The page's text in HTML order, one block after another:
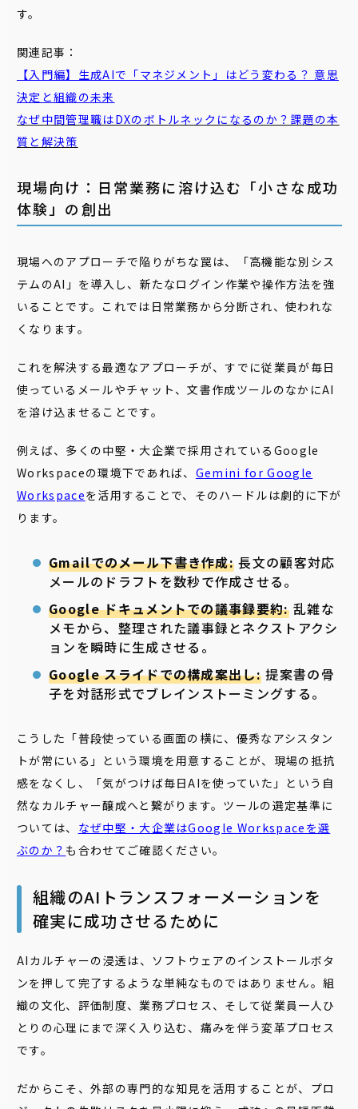
す。
関連記事：
【入門編】生成AIで「マネジメント」はどう変わる？ 意思
決定と組織の未来
なぜ中間管理職はDXのボトルネックになるのか？課題の本
質と解決策
現場向け：日常業務に溶け込む「小さな成功
体験」の創出
現場へのアプローチで陥りがちな罠は、「高機能な別シス
テムのAI」を導入し、新たなログイン作業や操作方法を強
いることです。これでは日常業務から分断され、使われな
くなります。
これを解決する最適なアプローチが、すでに従業員が毎日
使っているメールやチャット、文書作成ツールのなかにAI
を溶け込ませることです。
例えば、多くの中堅・大企業で採用されているGoogle
Workspaceの環境下であれば、 Gemini for Google
Workspaceを活用することで、そのハードルは劇的に下が
ります。
Gmailでのメール下書き作成: 長文の顧客対応
メールのドラフトを数秒で作成させる。
Google ドキュメントでの議事録要約:乱雑な
メモから、整理された議事録とネクストアクシ
ョンを瞬時に生成させる。
Google スライドでの構成案出し: 提案書の骨
子を対話形式でブレインストーミングする。
こうした「普段使っている画面の横に、優秀なアシスタン
トが常にいる」という環境を用意することが、現場の抵抗
感をなくし、「気がつけば毎日AIを使っていた」という自
然なカルチャー醸成へと繋がります。ツールの選定基準に
ついては、 なぜ中堅・大企業はGoogle Workspaceを選
ぶのか？ も合わせてご確認ください。
組織のAIトランスフォーメーションを
確実に成功させるために
AIカルチャーの浸透は、ソフトウェアのインストールボタ
ンを押して完了するような単純なものではありません。組
織の文化、評価制度、業務プロセス、そして従業員一人ひ
とりの心理にまで深く入り込む、痛みを伴う変革プロセス
です。
だからこそ、外部の専門的な知見を活用することが、プロ